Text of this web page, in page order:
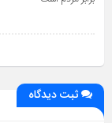
ثبت دیدگاه